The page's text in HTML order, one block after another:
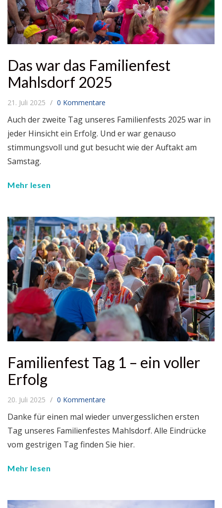
Das war das Familienfest
Mahlsdorf 2025
21. Juli 2025 0 Kommentare
Auch der zweite Tag unseres Familienfests 2025 war in
jeder Hinsicht ein Erfolg. Und er war genauso
stimmungsvoll und gut besucht wie der Auftakt am
Samstag.
Mehr lesen
Familienfest Tag 1 – ein voller
Erfolg
20. Juli 2025 0 Kommentare
Danke für einen mal wieder unvergesslichen ersten
Tag unseres Familienfestes Mahlsdorf. Alle Eindrücke
vom gestrigen Tag finden Sie hier.
Mehr lesen